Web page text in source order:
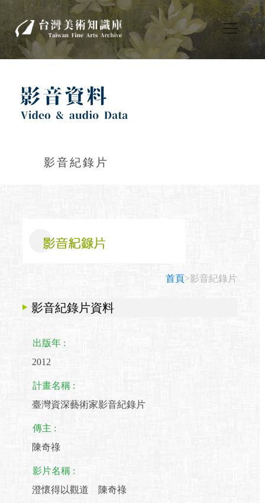
影音紀錄片
首頁>影音紀錄片
影音紀錄片資料
出版年 :
2012
計畫名稱 :
臺灣資深藝術家影音紀錄片
傳主 :
陳奇祿
影片名稱 :
澄懷得以觀道 陳奇祿